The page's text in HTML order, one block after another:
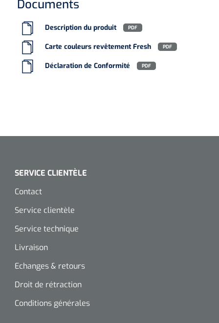
Documents
Description du produit PDF
Carte couleurs revêtement Fresh PDF
Déclaration de Conformité PDF
SERVICE CLIENTÈLE
Contact
Service clientèle
Service technique
Livraison
Echanges & retours
Droit de rétraction
Conditions générales